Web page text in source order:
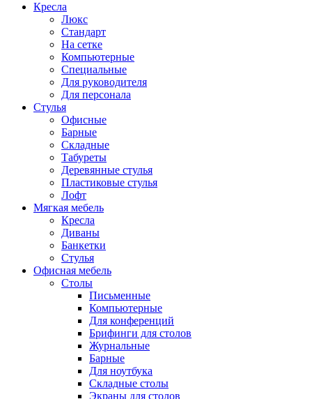
Кресла
Люкс
Стандарт
На сетке
Компьютерные
Специальные
Для руководителя
Для персонала
Стулья
Офисные
Барные
Складные
Табуреты
Деревянные стулья
Пластиковые стулья
Лофт
Мягкая мебель
Кресла
Диваны
Банкетки
Стулья
Офисная мебель
Столы
Письменные
Компьютерные
Для конференций
Брифинги для столов
Журнальные
Барные
Для ноутбука
Складные столы
Экраны для столов